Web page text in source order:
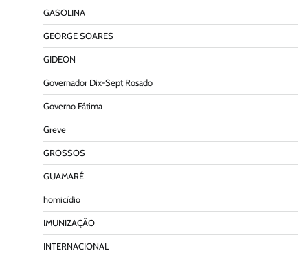
GASOLINA
GEORGE SOARES
GIDEON
Governador Dix-Sept Rosado
Governo Fátima
Greve
GROSSOS
GUAMARÉ
homicídio
IMUNIZAÇÃO
INTERNACIONAL